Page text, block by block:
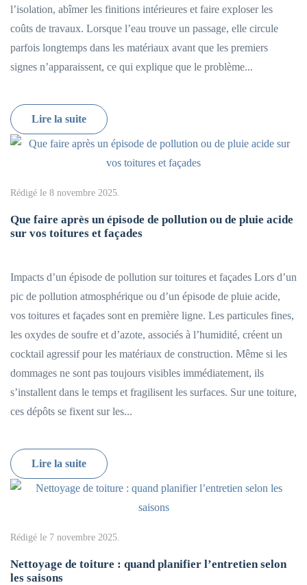
l’isolation, abîmer les finitions intérieures et faire exploser les
coûts de travaux. Lorsque l’eau trouve un passage, elle circule
parfois longtemps dans les matériaux avant que les premiers
signes n’apparaissent, ce qui explique que le problème...
Lire la suite
Rédigé le 8 novembre 2025
Que faire après un épisode de pollution ou de pluie acide
sur vos toitures et façades
Impacts d’un épisode de pollution sur toitures et façades Lors d’un
pic de pollution atmosphérique ou d’un épisode de pluie acide,
vos toitures et façades sont en première ligne. Les particules fines,
les oxydes de soufre et d’azote, associés à l’humidité, créent un
cocktail agressif pour les matériaux de construction. Même si les
dommages ne sont pas toujours visibles immédiatement, ils
s’installent dans le temps et fragilisent les surfaces. Sur une toiture,
ces dépôts se fixent sur les...
Lire la suite
Rédigé le 7 novembre 2025
Nettoyage de toiture : quand planifier l’entretien selon
les saisons